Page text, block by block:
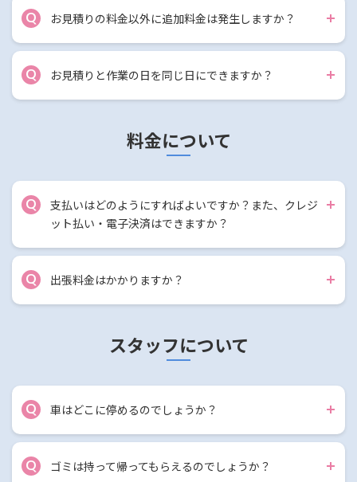
Q お見積りの料金以外に追加料金は発生しますか？
Q お見積りと作業の日を同じ日にできますか？
料金について
Q
支払いはどのようにすればよいですか？また、クレジ
ット払い・電子決済はできますか？
Q 出張料金はかかりますか？
スタッフについて
Q 車はどこに停めるのでしょうか？
Q ゴミは持って帰ってもらえるのでしょうか？